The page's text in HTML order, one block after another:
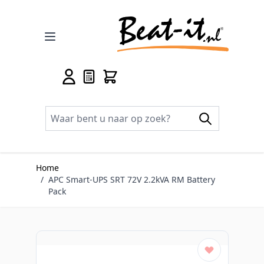
Home
/ APC Smart-UPS SRT 72V 2.2kVA RM Battery
Pack